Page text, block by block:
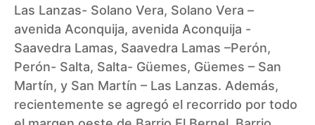
Las Lanzas- Solano Vera, Solano Vera –
avenida Aconquija, avenida Aconquija -
Saavedra Lamas, Saavedra Lamas –Perón,
Perón- Salta, Salta- Güemes, Güemes – San
Martín, y San Martín – Las Lanzas. Además,
recientemente se agregó el recorrido por todo